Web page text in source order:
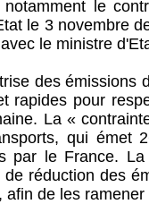
notamment le
le 3 novembre
le ministre
des émissions
rapides pour
La «
qui émet
par le France.
de réduction des
afin de les